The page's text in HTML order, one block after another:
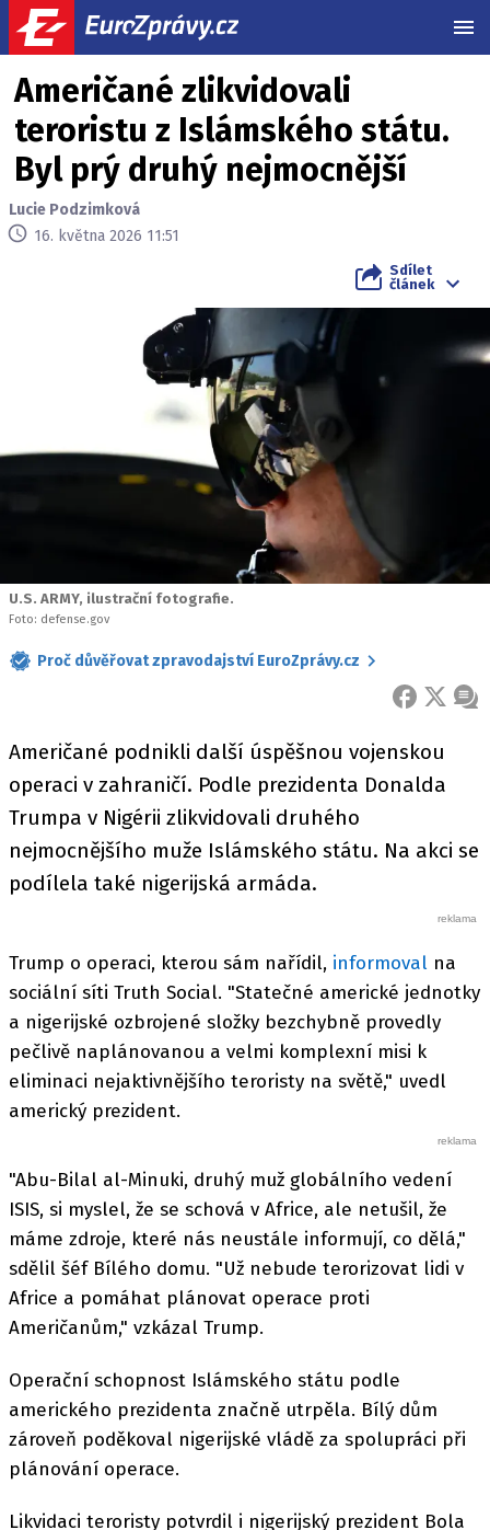
Američané zlikvidovali
teroristu z Islámského státu.
Byl prý druhý nejmocnější
Lucie Podzimková
16. května 2026 11:51
Sdílet
článek
U.S. ARMY, ilustrační fotografie.
Foto: defense.gov
Proč důvěřovat zpravodajství EuroZprávy.cz
FACEBOOK
X
Američané podnikli další úspěšnou vojenskou
operaci v zahraničí. Podle prezidenta Donalda
Trumpa v Nigérii zlikvidovali druhého
nejmocnějšího muže Islámského státu. Na akci se
podílela také nigerijská armáda.
Trump o operaci, kterou sám nařídil, informoval na
sociální síti Truth Social. "Statečné americké jednotky
a nigerijské ozbrojené složky bezchybně provedly
pečlivě naplánovanou a velmi komplexní misi k
eliminaci nejaktivnějšího teroristy na světě," uvedl
americký prezident.
"Abu-Bilal al-Minuki, druhý muž globálního vedení
ISIS, si myslel, že se schová v Africe, ale netušil, že
máme zdroje, které nás neustále informují, co dělá,"
sdělil šéf Bílého domu. "Už nebude terorizovat lidi v
Africe a pomáhat plánovat operace proti
Američanům," vzkázal Trump.
Operační schopnost Islámského státu podle
amerického prezidenta značně utrpěla. Bílý dům
zároveň poděkoval nigerijské vládě za spolupráci při
plánování operace.
Likvidaci teroristy potvrdil i nigerijský prezident Bola